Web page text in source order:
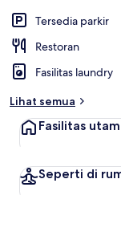
Tersedia parkir
Restoran
Fasilitas laundry
Lihat semua
Fasilitas
Seperti di